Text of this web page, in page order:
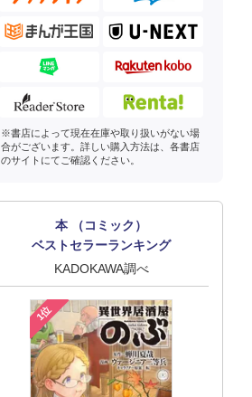
※書店によって現在在庫や取り扱いがない場
合がございます。詳しい購入方法は、各書店
のサイトにてご確認ください。
本 （コミック）
ベストセラーランキング
KADOKAWA調べ
1位